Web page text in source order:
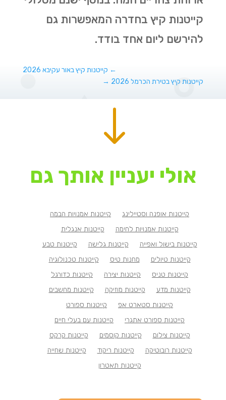
קייטנות קיץ בחדרה המאפשרות גם
להירשם ליום אחד בודד.
← קייטנות קיץ באור עקיבא 2026
קייטנות קיץ בטירת הכרמל 2026
→
"
אולי יעניין אותך גם
קייטנות אופנה וסטיילינג
קייטנות אמנויות הבמה
קייטנות אמנויות לחימה
קייטנות אנגלית
קייטנות בישול ואפייה
קייטנות גלישה
קייטנות טבע
קייטנות טיולים
מחנות טיס
קייטנות טכנולוגיה
קייטנות טניס
קייטנות יצירה
קייטנות כדורגל
קייטנות מדע
קייטנות מוזיקה
קייטנות מחשבים
קייטנות סטארט אפ
קייטנות ספורט
קייטנות ספורט אתגרי
קייטנות עם בעלי חיים
קייטנות צילום
קייטנות קוסמים
קייטנות קרקס
קייטנות רובוטיקה
קייטנות ריקוד
קייטנות שחייה
קייטנות תאטרון